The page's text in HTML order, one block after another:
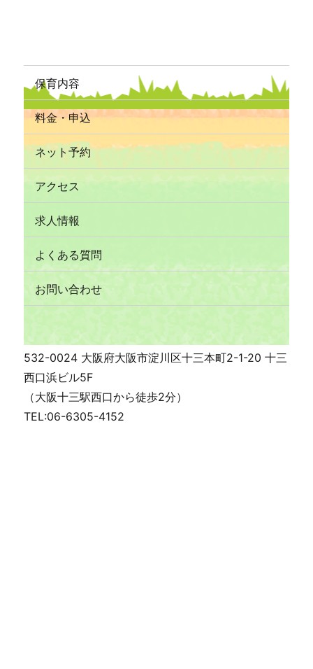
保育内容
料金・申込
ネット予約
アクセス
求人情報
よくある質問
お問い合わせ
532-0024 大阪府大阪市淀川区十三本町2-1-20 十三
西口浜ビル5F
（大阪十三駅西口から徒歩2分）
TEL:06-6305-4152